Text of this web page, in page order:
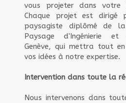
vous projeter dans
Chaque projet est dirigé
paysagiste diplômé de
Paysage d'Ingénierie et
Genève, qui mettra tout
vos idées à notre expertise.
Intervention dans toute la
Nous intervenons dans